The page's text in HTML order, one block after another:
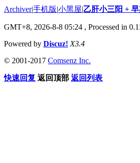
Archiver|手机版|小黑屋|乙肝小三阳 +
GMT+8, 2026-8-8 05:24 , Processed in
Powered by Discuz! X3.4
© 2001-2017 Comsenz Inc.
快速回复 返回顶部 返回列表